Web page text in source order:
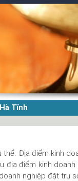
Tĩnh
Địa điểm kinh
địa điểm kinh doanh
nghiệp đặt trụ